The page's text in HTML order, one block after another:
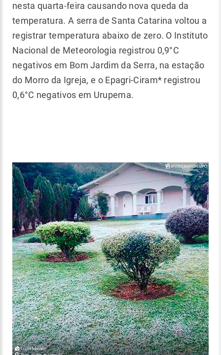
nesta quarta-feira causando nova queda da
temperatura. A serra de Santa Catarina voltou a
registrar temperatura abaixo de zero. O Instituto
Nacional de Meteorologia registrou 0,9°C
negativos em Bom Jardim da Serra, na estação
do Morro da Igreja, e o Epagri-Ciram* registrou
0,6°C negativos em Urupema.